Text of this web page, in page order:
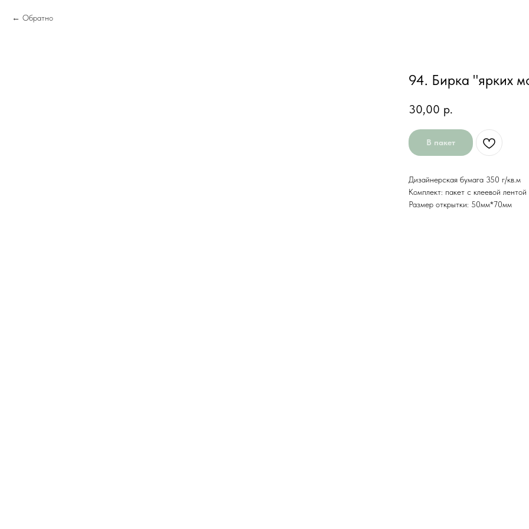
Обратно
94. Бирка "ярких
30,00 р.
В пакет
Дизайнерская бумага 350 г/кв.м
Комплект: пакет с клеевой
Размер открытки: 50мм*70мм